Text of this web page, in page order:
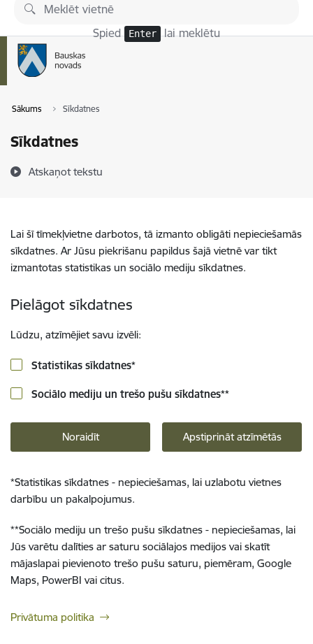
Pāriet uz lapas saturu
Spied Enter lai meklētu
Sākums Sīkdatnes
Sīkdatnes
Atskaņot tekstu
Lai šī tīmekļvietne darbotos, tā izmanto obligāti nepieciešamās
sīkdatnes. Ar Jūsu piekrišanu papildus šajā vietnē var tikt
izmantotas statistikas un sociālo mediju sīkdatnes.
Pielāgot sīkdatnes
Lūdzu, atzīmējiet savu izvēli:
Statistikas sīkdatnes*
Sociālo mediju un trešo pušu sīkdatnes**
Noraidīt Apstiprināt atzīmētās
*Statistikas sīkdatnes - nepieciešamas, lai uzlabotu vietnes
darbību un pakalpojumus.
**Sociālo mediju un trešo pušu sīkdatnes - nepieciešamas, lai
Jūs varētu dalīties ar saturu sociālajos medijos vai skatīt
mājaslapai pievienoto trešo pušu saturu, piemēram, Google
Maps, PowerBI vai citus.
Privātuma politika